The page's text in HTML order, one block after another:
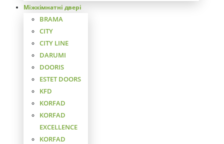
Міжкімнатні двері
BRAMA
CITY
CITY LINE
DARUMI
DOORIS
ESTET DOORS
KFD
KORFAD
KORFAD
EXCELLENCE
KORFAD